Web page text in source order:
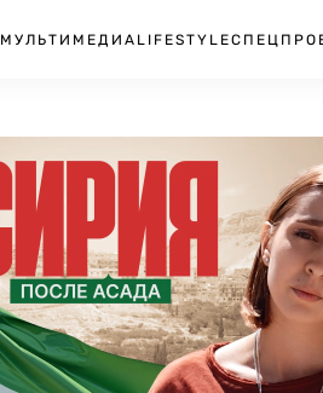
МУЛЬТИМЕДИА LIFESTYLE